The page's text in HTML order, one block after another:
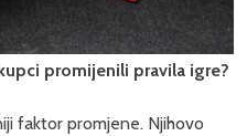
promijenili pravila igre?
faktor promjene. Njihovo